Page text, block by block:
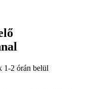
1-2 órán belül